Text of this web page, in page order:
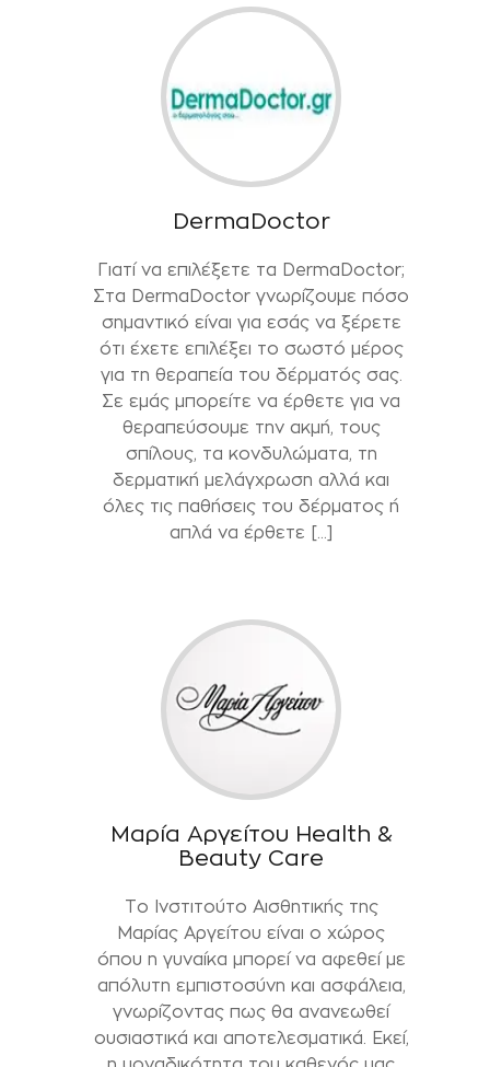
DermaDoctor
Γιατί να επιλέξετε τα DermaDoctor;
Στα DermaDoctor γνωρίζουμε πόσο
σημαντικό είναι για εσάς να ξέρετε
ότι έχετε επιλέξει το σωστό μέρος
για τη θεραπεία του δέρματός σας.
Σε εμάς μπορείτε να έρθετε για να
θεραπεύσουμε την ακμή, τους
σπίλους, τα κονδυλώματα, τη
δερματική μελάγχρωση αλλά και
όλες τις παθήσεις του δέρματος ή
απλά να έρθετε […]
Μαρία Αργείτου Health &
Beauty Care
Το Ινστιτούτο Αισθητικής της
Μαρίας Αργείτου είναι ο χώρος
όπου η γυναίκα μπορεί να αφεθεί με
απόλυτη εμπιστοσύνη και ασφάλεια,
γνωρίζοντας πως θα ανανεωθεί
ουσιαστικά και αποτελεσματικά. Εκεί,